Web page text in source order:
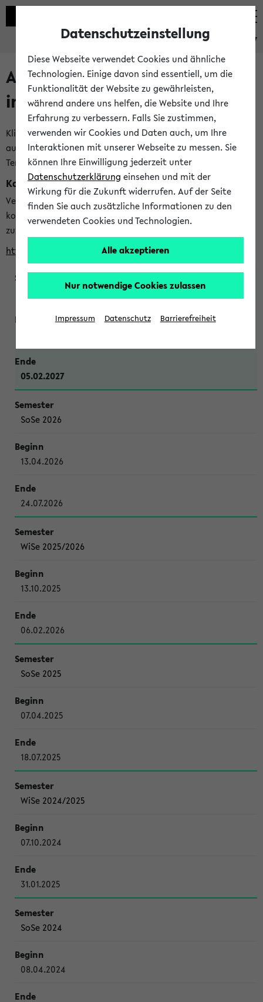
eKVV
Alle veröffentlichten Semester
im eKVV
Klicken Sie auf das Semester, welches Sie für Ihre Sitzung
auswählen möchten. Bitte beachten Sie auch die weiteren
Termine imKalender der Lehrplanung
Kalenderintegration
Verwenden Sie die folgende Adresse, um mit einer
kompatiblen Kalenderanwendung auf die Vorlesungszeiten
zuzugreifen (nähere Informationen
finden Sie hier
https://ekvv.uni-bielefeld.de/ws/calendar?vz
WiSe 2026/2027
05.02.2027
SoSe 2026
13.04.2026
24.07.2026
WiSe 2025/2026
13.10.2025
06.02.2026
SoSe 2025
07.04.2025
18.07.2025
WiSe 2024/2025
07.10.2024
31.01.2025
SoSe 2024
08.04.2024
Datenschutzeinstellung
Diese Webseite verwendet Cookies und ähnliche
Technologien. Einige davon sind essentiell, um die
Funktionalität der Website zu gewährleisten,
während andere uns helfen, die Website und Ihre
Erfahrung zu verbessern. Falls Sie zustimmen,
verwenden wir Cookies und Daten auch, um Ihre
Interaktionen mit unserer Webseite zu messen. Sie
können Ihre Einwilligung jederzeit unter
Datenschutzerklärung einsehen und mit der
Wirkung für die Zukunft widerrufen. Auf der Seite
finden Sie auch zusätzliche Informationen zu den
verwendeten Cookies und Technologien.
Alle akzeptieren
Nur notwendige Cookies zulassen
Impressum Datenschutz Barrierefreiheit